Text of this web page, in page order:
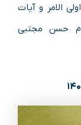
الامر و آیات
حسن مجتبی